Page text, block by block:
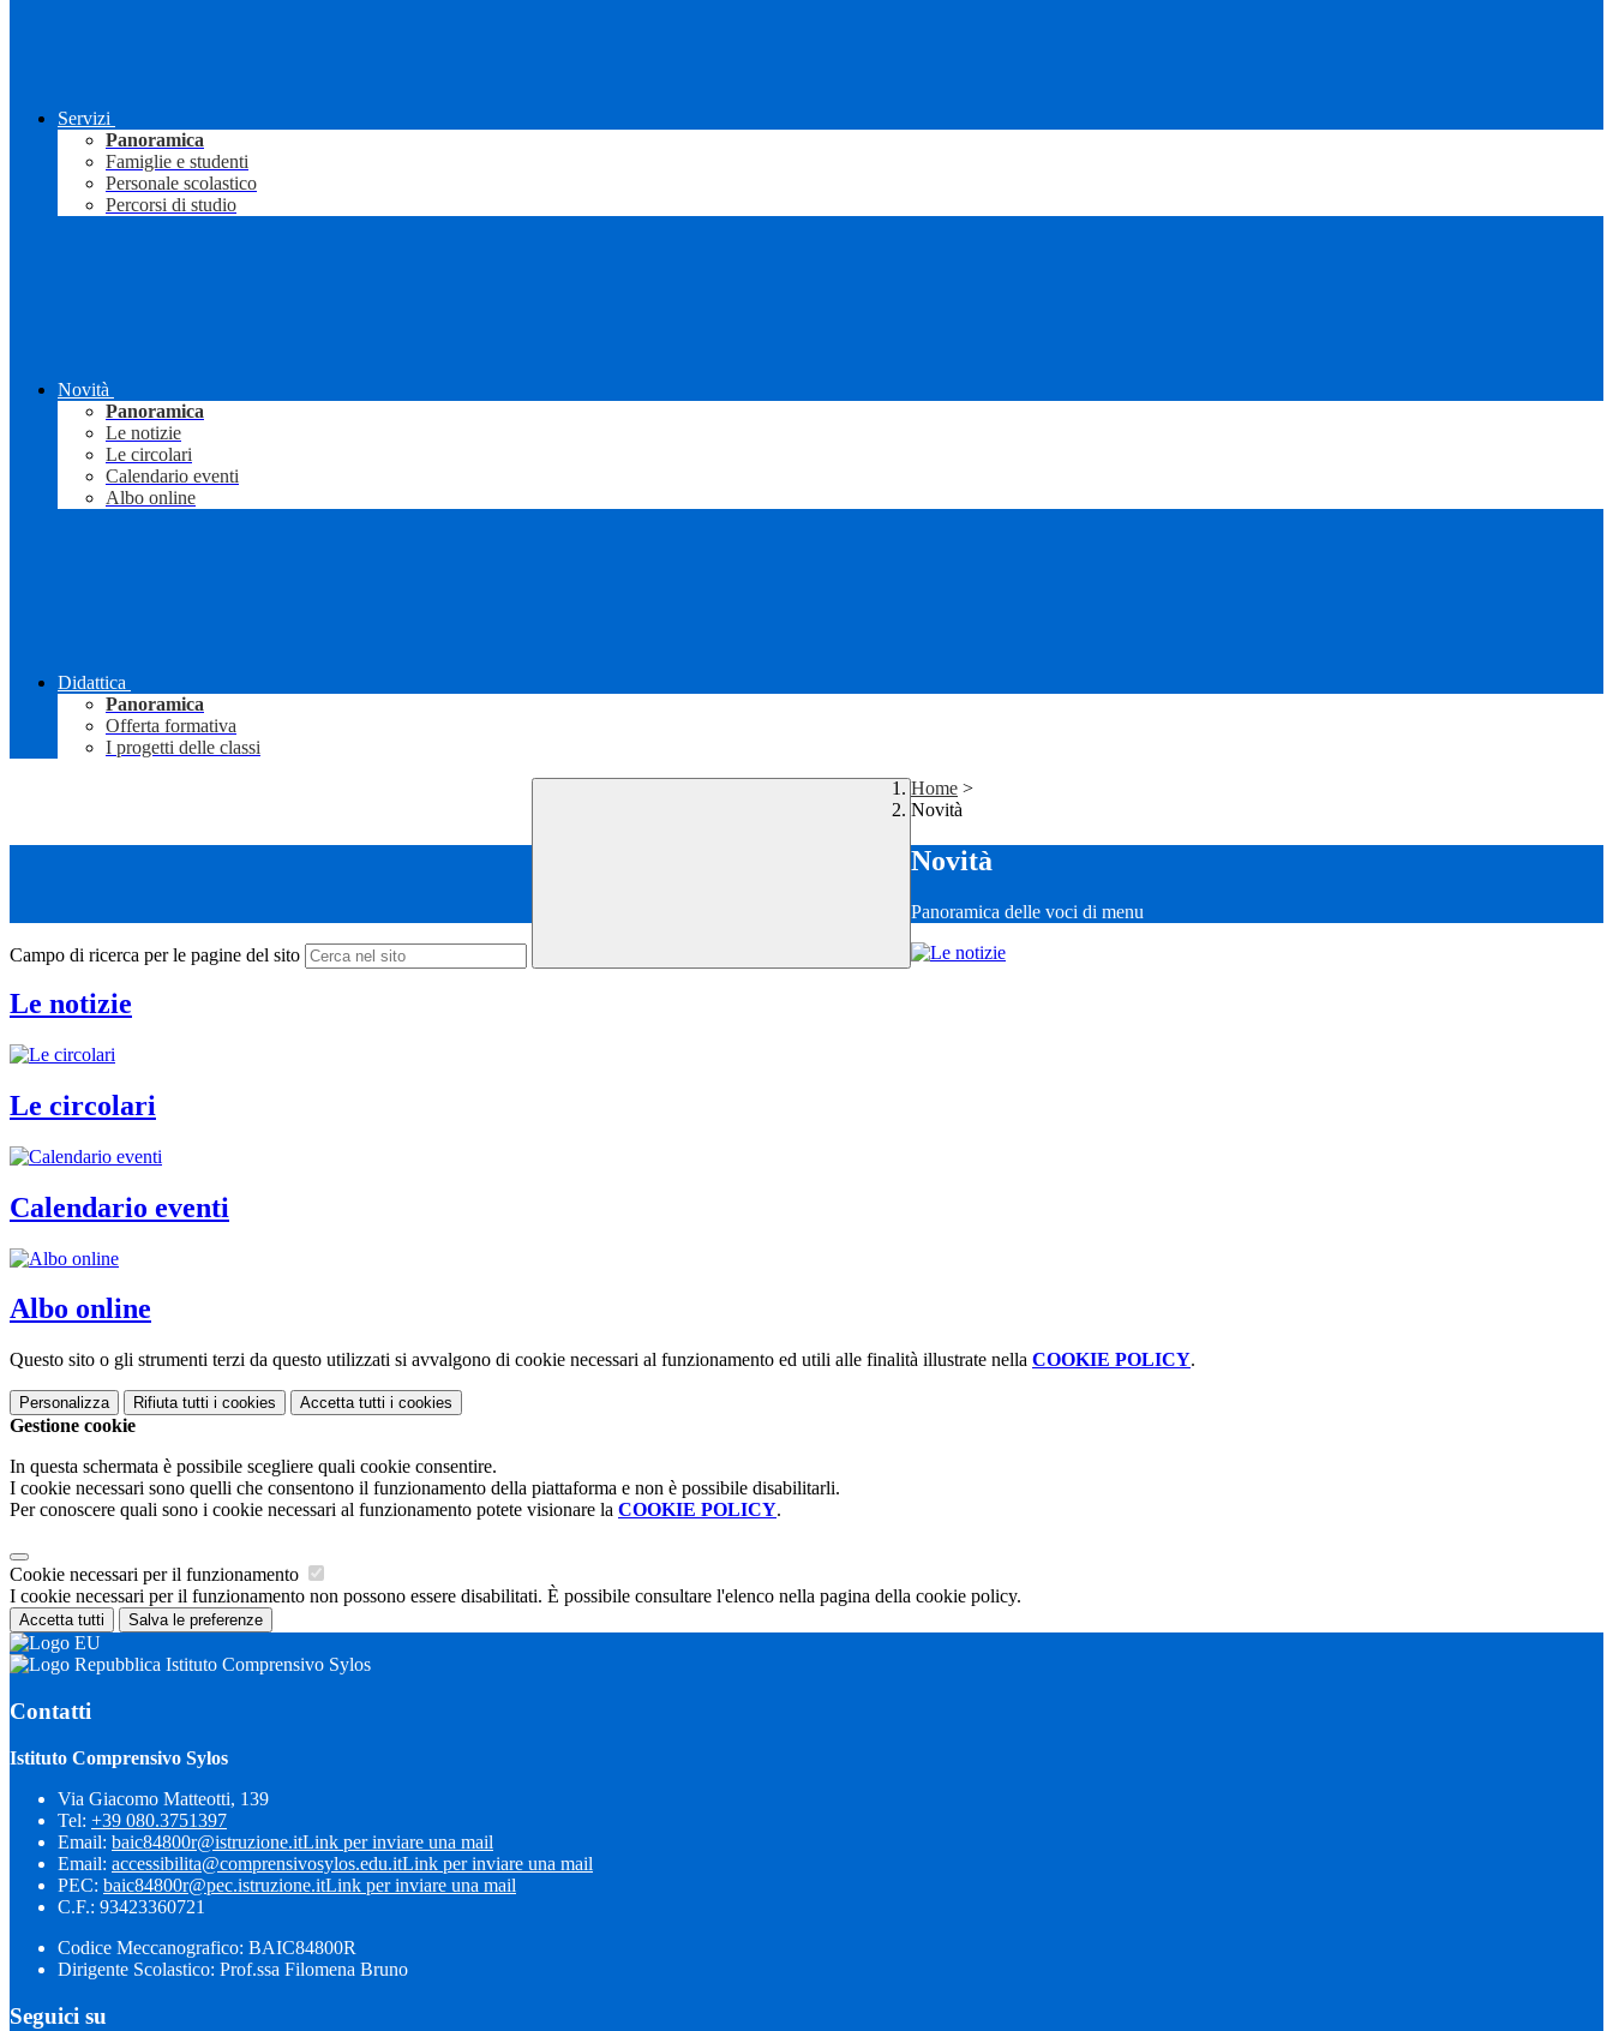
Servizi
Panoramica
Famiglie e studenti
Personale scolastico
Percorsi di studio
Novità
Panoramica
Le notizie
Le circolari
Calendario eventi
Albo online
Didattica
Panoramica
Offerta formativa
I progetti delle classi
Campo di ricerca per le pagine del sito
Home >
Novità
Novità
Panoramica delle voci di menu
Le notizie
Le circolari
Calendario eventi
Albo online
Questo sito o gli strumenti terzi da questo utilizzati si avvalgono di cookie necessari al funzionamento ed utili alle finalità illustrate nella COOKIE POLICY.
Personalizza Rifiuta tutti i cookies Accetta tutti i cookies
Gestione cookie
In questa schermata è possibile scegliere quali cookie consentire.
I cookie necessari sono quelli che consentono il funzionamento della piattaforma e non è possibile disabilitarli.
Per conoscere quali sono i cookie necessari al funzionamento potete visionare la COOKIE POLICY.
Cookie necessari per il funzionamento
I cookie necessari per il funzionamento non possono essere disabilitati. È possibile consultare l'elenco nella pagina della cookie policy.
Accetta tutti Salva le preferenze
Istituto Comprensivo Sylos
Contatti
Istituto Comprensivo Sylos
Via Giacomo Matteotti, 139
Tel: +39 080.3751397
Email: baic84800r@istruzione.itLink per inviare una mail
Email: accessibilita@comprensivosylos.edu.itLink per inviare una mail
PEC: baic84800r@pec.istruzione.itLink per inviare una mail
C.F.: 93423360721
Codice Meccanografico: BAIC84800R
Dirigente Scolastico: Prof.ssa Filomena Bruno
Seguici su